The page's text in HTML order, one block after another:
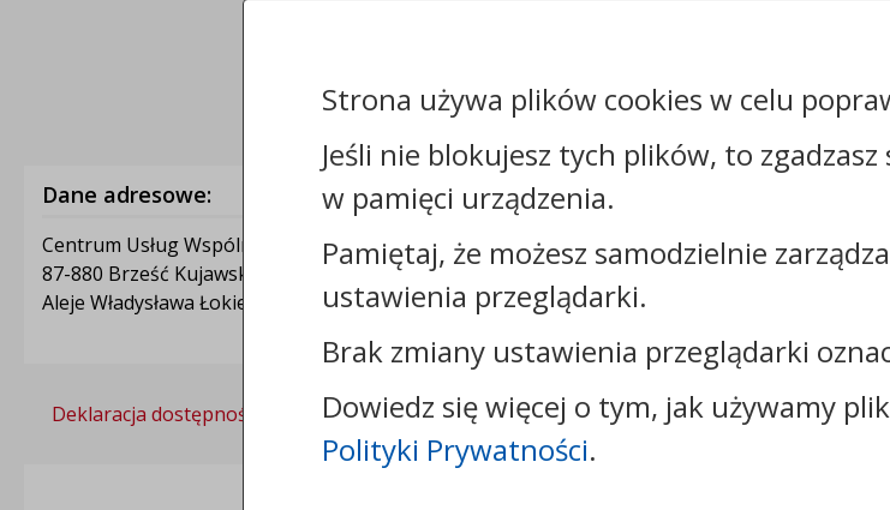
Dane adresowe:
Centrum Usług Wspólnych w Brześciu Kujawskim
87-880 Brześć Kujawski
Aleje Władysława Łokietka 1A
Kontakt:
tel.:+48542316323
oswiata@brzesckujawski.pl
skrytka ePUAP: /CUW_B_K/
Deklaracja dostępności Polityka prywatności
Strona używa plików cookies w celu
Jeśli nie blokujesz tych plików, to
w pamięci urządzenia.
Pamiętaj, że możesz samodzielnie
ustawienia przeglądarki.
Brak zmiany ustawienia przeglądarki
Dowiedz się więcej o tym, jak używamy
Polityki Prywatności.